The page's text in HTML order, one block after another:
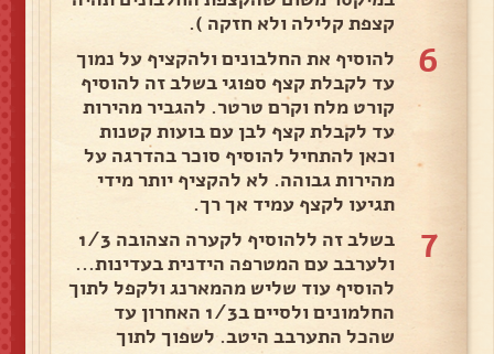
קצפת קלילה ולא חזקה ).
6
להוסיף את החלבונים ולהקציף על נמוך
עד לקבלת קצף ספוגי בשלב זה להוסיף
קורט מלח וקרם טרטר. להגביר מהירות
עד לקבלת קצף לבן עם בועות קטנות
וכאן להתחיל להוסיף סוכר בהדרגה על
מהירות גבוהה. לא להקציף יותר מידי
תגיעו לקצף עמיד אך רך.
7
בשלב זה ללהוסיף לקערה הצהובה 1/3
ולערבב עם המטרפה הידנית בעדינות...
להוסיף עוד שליש מהמארנג ולקפל לתוך
החלמונים ולסיים ב1/3 האחרון עד
שהכל התערבב היטב. לשפוך לתוך